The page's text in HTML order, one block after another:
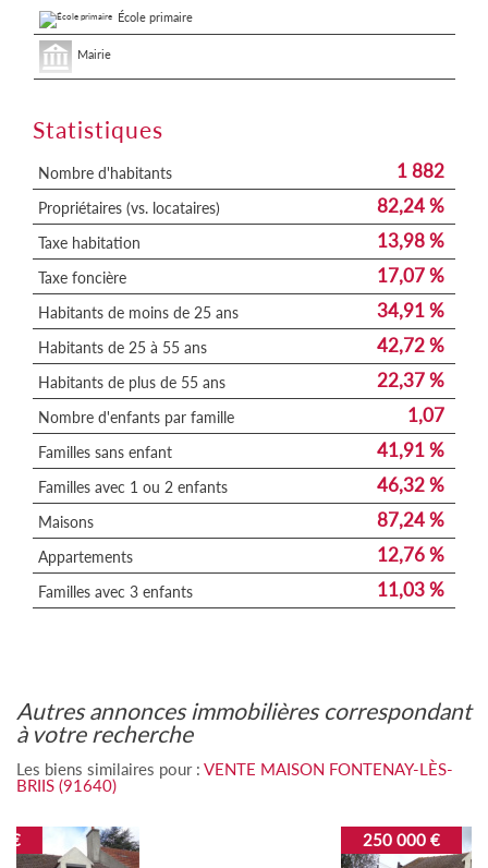
École primaire
Mairie
Statistiques
Nombre d'habitants 1 882
Propriétaires (vs. locataires) 82,24 %
Taxe habitation 13,98 %
Taxe foncière 17,07 %
Habitants de moins de 25 ans 34,91 %
Habitants de 25 à 55 ans 42,72 %
Habitants de plus de 55 ans 22,37 %
Nombre d'enfants par famille 1,07
Familles sans enfant 41,91 %
Familles avec 1 ou 2 enfants 46,32 %
Maisons 87,24 %
Appartements 12,76 %
Familles avec 3 enfants 11,03 %
autres annonces immobilières correspondant
à votre recherche
Les biens similaires pour : VENTE MAISON FONTENAY-LÈS-
BRIIS (91640)